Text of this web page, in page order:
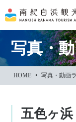
文
に
ッ
写真・
HOME • 写真・動画
五色ヶ浜